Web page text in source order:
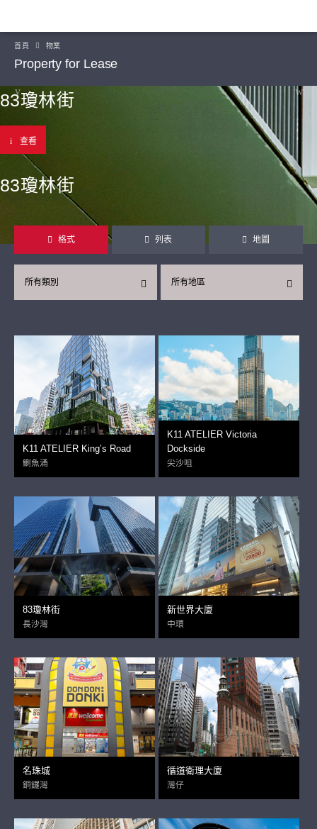
首頁 物業
Property for Lease
83瓊林街
查看
83瓊林街
格式 列表 地圖
所有地區
所有類別
K11 ATELIER King’s Road
鰂魚涌
K11 ATELIER Victoria
Dockside
尖沙咀
83瓊林街
長沙灣
新世界大廈
中環
名珠城
銅鑼灣
循道衛理大廈
灣仔